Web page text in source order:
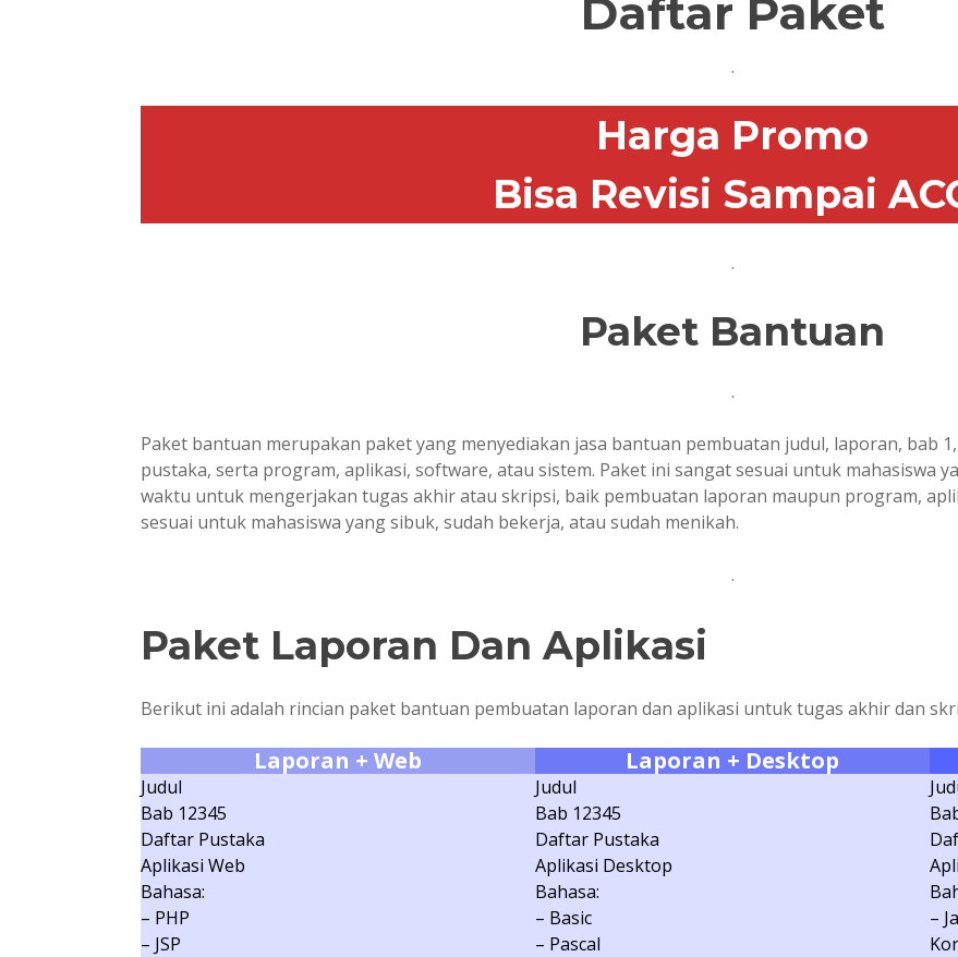
Daftar Paket
.
Harga Promo
Bisa Revisi Sampai
.
Paket Bantuan
.
Paket bantuan merupakan paket yang menyediakan jasa bantuan pembuatan judul, laporan, bab
pustaka, serta program, aplikasi, software, atau sistem. Paket ini sangat sesuai untuk mahasiswa
waktu untuk mengerjakan tugas akhir atau skripsi, baik pembuatan laporan maupun program,
sesuai untuk mahasiswa yang sibuk, sudah bekerja, atau sudah menikah.
.
Paket Laporan Dan Aplikasi
Berikut ini adalah rincian paket bantuan pembuatan laporan dan aplikasi untuk tugas akhir dan
Laporan + Web
Judul
Bab 12345
Daftar Pustaka
Aplikasi Web
Bahasa:
– PHP
– JSP
Laporan + Desktop
Judul
Bab 12345
Daftar Pustaka
Aplikasi Desktop
Bahasa:
– Basic
– Pascal
–